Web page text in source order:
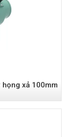
xả 100mm